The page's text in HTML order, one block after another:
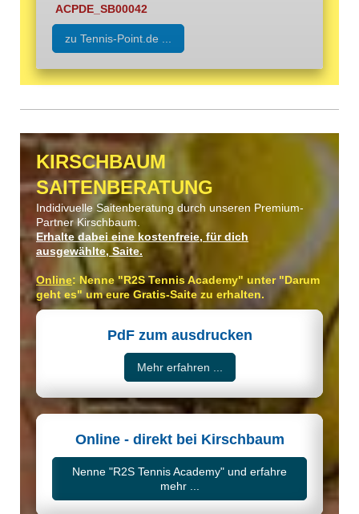
ACPDE_SB00042
zu Tennis-Point.de ...
KIRSCHBAUM
SAITENBERATUNG
Indidivuelle Saitenberatung durch unseren Premium-
Partner Kirschbaum.
Erhalte dabei eine kostenfreie, für dich
ausgewählte, Saite.
Online: Nenne "R2S Tennis Academy" unter "Darum
geht es" um eure Gratis-Saite zu erhalten.
PdF zum ausdrucken
Mehr erfahren ...
Online - direkt bei Kirschbaum
Nenne "R2S Tennis Academy" und erfahre
mehr ...